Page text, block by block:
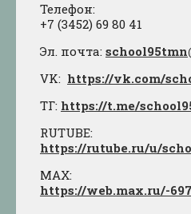
Телефон:
+7 (3452) 69 80 41
Эл. почта:
VK: https://vk.com/
ТГ: https://t.me/
RUTUBE:
https://rutube.ru/u/
МАХ:
https://web.max.ru/-